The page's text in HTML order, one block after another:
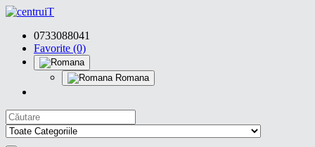
0733088041
Favorite (0)
Romana